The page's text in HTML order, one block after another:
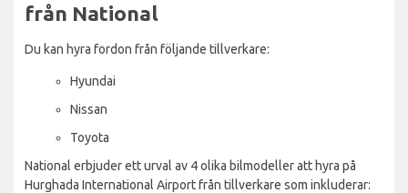
från National
Du kan hyra fordon från följande tillverkare:
Hyundai
Nissan
Toyota
National erbjuder ett urval av 4 olika bilmodeller att hyra på
Hurghada International Airport från tillverkare som inkluderar: